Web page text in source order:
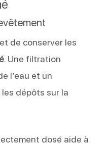
de conserver les
. Une filtration
l’eau et un
dépôts sur la
dosé aide à